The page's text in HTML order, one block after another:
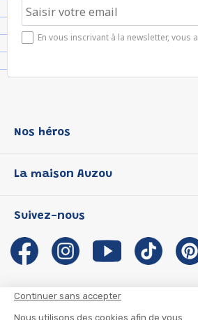
Continuer sans accepter
Nous utilisons des cookies afin de vous
En vous inscrivant à la newsletter, vous
Nos héros
P'tit Loup
Les Influenceuses
Migali
Petite Taupe
La maison Auzou
Notre histoire
Auzou s'engage
Auteurs et illustrateurs Auzou
Suivez-nous